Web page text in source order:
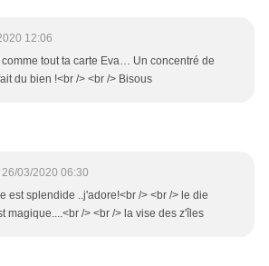
12:06
comme tout ta carte Eva… Un concentré de
du bien !<br /> <br /> Bisous
26/03/2020 06:30
est splendide ..j'adore!<br /> <br /> le die
magique....<br /> <br /> la vise des z'îles